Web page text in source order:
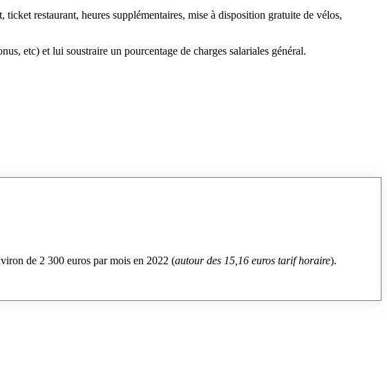
ticket restaurant, heures supplémentaires, mise à disposition gratuite de vélos,
etc) et lui soustraire un pourcentage de charges salariales général.
de 2 300 euros par mois en 2022 (autour des 15,16 euros tarif horaire).